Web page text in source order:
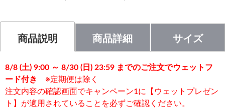
商品説明 商品詳細 サイズ
8/8 (土) 9:00 ～ 8/30 (日) 23:59 までのご注文でウェットフ
ード付き
※定期便は除く
注文内容の確認画面でキャンペーン1に【ウェットプレゼン
ト】が適用されていることを必ずご確認ください。